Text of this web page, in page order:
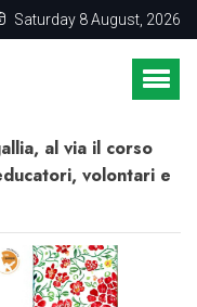
Saturday 8 August, 2026
al via il corso
volontari e